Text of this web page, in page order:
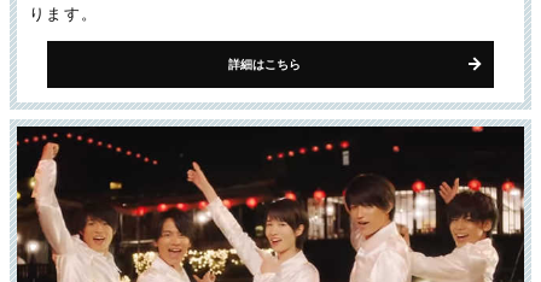
ります。
詳細はこちら